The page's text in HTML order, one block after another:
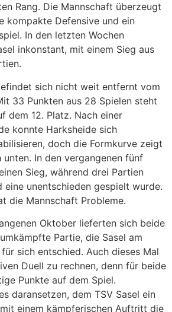
Rang. Die Mannschaft überzeugt
kompakte Defensive und ein
In den letzten Wochen
inkonstant, mit einem Sieg aus
sich nicht weit entfernt vom
33 Punkten aus 28 Spielen steht
dem 12. Platz. Nach einer
konnte Harksheide sich
doch die Formkurve zeigt
In den vergangenen fünf
Sieg, während drei Partien
eine unentschieden gespielt wurde.
die Mannschaft Probleme.
Oktober lieferten sich beide
Partie, die Sasel am
sich entschied. Auch dieses Mal
Duell zu rechnen, denn für beide
Punkte auf dem Spiel.
daransetzen, dem TSV Sasel ein
einem kämpferischen Auftritt die